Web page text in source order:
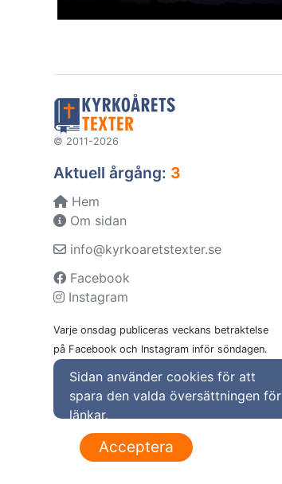
© 2011-2026
Aktuell årgång: 3
Hem
Om sidan
info@kyrkoaretstexter.se
Facebook
Instagram
Varje onsdag publiceras veckans betraktelse
på Facebook och Instagram inför söndagen.
Sidan använder cookies för att
spara den valda översättningen för
länkar.
Acceptera